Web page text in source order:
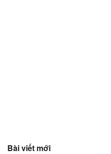
Bài viết mới